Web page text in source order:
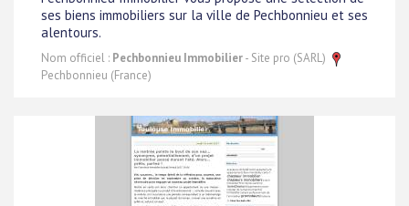
ses biens immobiliers sur la ville de Pechbonnieu et ses
alentours.
Nom officiel : Pechbonnieu Immobilier- Site pro (SARL)
Pechbonnieu (France)